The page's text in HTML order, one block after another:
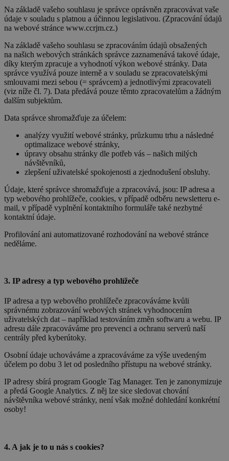
Na základě vašeho souhlasu je správce oprávněn zpracovávat vaše
údaje v souladu s platnou a účinnou legislativou. (Zpracování údajů
na webové stránce www.ccrjm.cz.)
Na základě vašeho souhlasu se zpracováním údajů obsažených
na našich webových stránkách správce zaznamenává takové údaje,
díky kterým zpracuje a vyhodnotí výkon webové stránky. Data
správce využívá pouze interně a v souladu se zpracovatelskými
smlouvami mezi sebou (= správcem) a jednotlivými zpracovateli
(viz níže čl. 7). Data předává pouze těmto zpracovatelům a žádným
dalším subjektům.
Data správce shromažďuje za účelem:
analýzy využití webové stránky, průzkumu trhu a následné
optimalizace webové stránky,
úpravy obsahu stránky dle potřeb vás – našich milých
návštěvníků,
zlepšení uživatelské spokojenosti a zjednodušení obsluhy.
Údaje, které správce shromažďuje a zpracovává, jsou: IP adresa a
typ webového prohlížeče, cookies, v případě odběru newsletteru e-
mail, v případě vyplnění kontaktního formuláře také nezbytné
kontaktní údaje.
Profilování ani automatizované rozhodování na webové stránce
neděláme.
3. IP adresy a typ webového prohlížeče
IP adresa a typ webového prohlížeče zpracováváme kvůli
správnému zobrazování webových stránek vyhodnocením
uživatelských dat – například testováním změn softwaru a webu. IP
adresu dále zpracováváme pro prevenci a ochranu serverů naší
centrály před kyberútoky.
Osobní údaje uchováváme a zpracováváme za výše uvedeným
účelem po dobu 3 let od posledního přístupu na webové stránky.
IP adresy sbírá program Google Tag Manager. Ten je zanonymizuje
a předá Google Analytics. Z něj lze sice sledovat chování
návštěvníka webové stránky, není však možné dohledání konkrétní
osoby!
4. A jak je to u nás s cookies?